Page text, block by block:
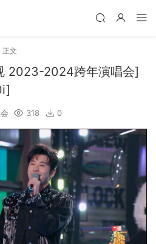
正文
2023-2024跨年演唱会]
318 0